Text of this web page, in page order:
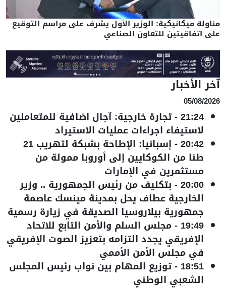
مناولة ميكانيكية: الوزير الأول يشرف على مراسم التوقيع
على اتفاقيتين للتعاون الصناعي
آخر الأخبار
05/08/2026
21:24
-تجارة خارجية: آجال اضافية للمتعاملين
لاستيفاء اجراءات عمليات الاستيراد
20:42
- إسبانيا: الإطاحة بشبكة لتهريب 21
طنا من الكوكايين إلى أوروبا ممولة من
مستثمرين في الإمارات
20:00
- بتكليف من رئيس الجمهورية .. وزير
الخارجية عطاف يحل بمدينة مينسك عاصمة
جمهورية بيلاروسيا الصديقة في زيارة رسمية
19:49
-مجلس السلم والأمن التابع للاتحاد
الإفريقي يجدد التزامه بتعزيز الصوت الإفريقي
في مجلس الأمن الأممي
18:51
-توزيع المهام بين نواب رئيس المجلس
الشعبي الوطني